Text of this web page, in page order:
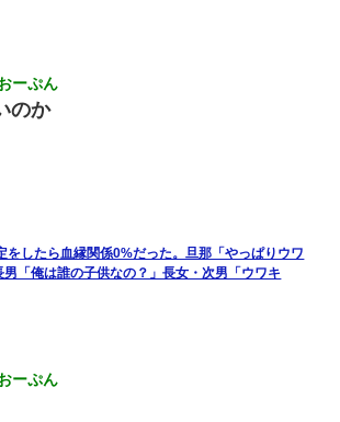
かった。俺（嫁も嫁実家も電話に出ない…不
て帰宅すると、嫁と嫁両親と知らない男が
で退職の意思を伝えたら。上司「無責任」
ない」私（どうせ辞めるし…）→ 思いっきり
婚約者「え？なんでなんで？」 → 放置した
タあんてな
ーぷん
のか
をしたら血縁関係0%だった。旦那「やっぱりウワ
「俺は誰の子供なの？」長女・次男「ウワキ
ーぷん